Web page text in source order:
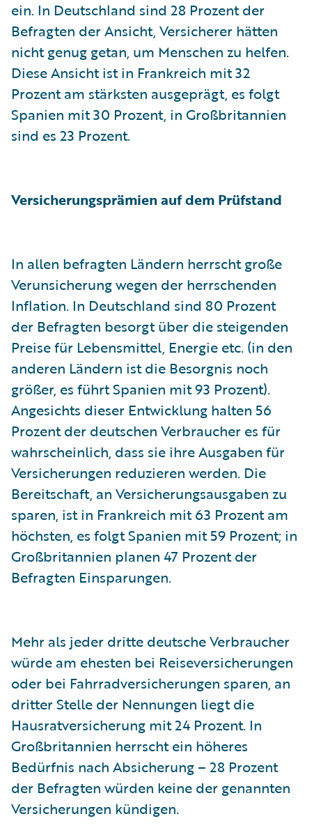
ein. In Deutschland sind 28 Prozent der
Befragten der Ansicht, Versicherer hätten
nicht genug getan, um Menschen zu helfen.
Diese Ansicht ist in Frankreich mit 32
Prozent am stärksten ausgeprägt, es folgt
Spanien mit 30 Prozent, in Großbritannien
sind es 23 Prozent.
Versicherungsprämien auf dem Prüfstand
In allen befragten Ländern herrscht große
Verunsicherung wegen der herrschenden
Inflation. In Deutschland sind 80 Prozent
der Befragten besorgt über die steigenden
Preise für Lebensmittel, Energie etc. (in den
anderen Ländern ist die Besorgnis noch
größer, es führt Spanien mit 93 Prozent).
Angesichts dieser Entwicklung halten 56
Prozent der deutschen Verbraucher es für
wahrscheinlich, dass sie ihre Ausgaben für
Versicherungen reduzieren werden. Die
Bereitschaft, an Versicherungsausgaben zu
sparen, ist in Frankreich mit 63 Prozent am
höchsten, es folgt Spanien mit 59 Prozent; in
Großbritannien planen 47 Prozent der
Befragten Einsparungen.
Mehr als jeder dritte deutsche Verbraucher
würde am ehesten bei Reiseversicherungen
oder bei Fahrradversicherungen sparen, an
dritter Stelle der Nennungen liegt die
Hausratversicherung mit 24 Prozent. In
Großbritannien herrscht ein höheres
Bedürfnis nach Absicherung – 28 Prozent
der Befragten würden keine der genannten
Versicherungen kündigen.